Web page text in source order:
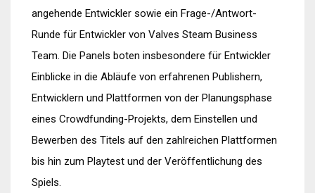
angehende Entwickler sowie ein Frage-/Antwort-
Runde für Entwickler von Valves Steam Business
Team. Die Panels boten insbesondere für Entwickler
Einblicke in die Abläufe von erfahrenen Publishern,
Entwicklern und Plattformen von der Planungsphase
eines Crowdfunding-Projekts, dem Einstellen und
Bewerben des Titels auf den zahlreichen Plattformen
bis hin zum Playtest und der Veröffentlichung des
Spiels.